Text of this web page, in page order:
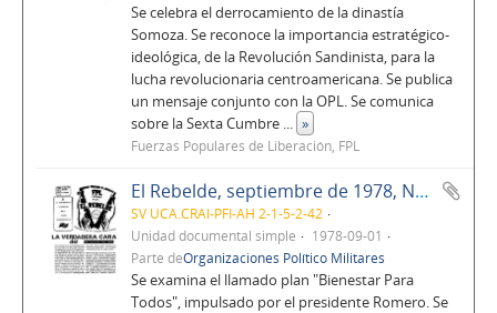
Se celebra el derrocamiento de la dinastía
Somoza. Se reconoce la importancia estratégico-
ideológica, de la Revolución Sandinista, para la
lucha revolucionaria centroamericana. Se publica
un mensaje conjunto con la OPL. Se comunica
sobre la Sexta Cumbre ... »
Fuerzas Populares de Liberación, FPL
El Rebelde, septiembre de 1978, No. 71, Año 6
SV UCA.CRAI-PFI-AH 2-1-5-2-42
Unidad documental simple
1978-09-01
Parte deOrganizaciones Político Militares
Se examina el llamado plan "Bienestar Para
Todos", impulsado por el presidente Romero. Se